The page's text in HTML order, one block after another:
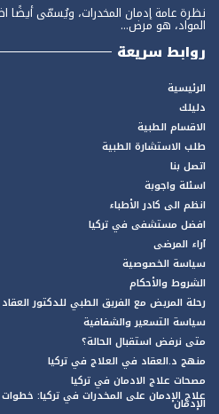
نظرة عامة إدمان المخدرات، ويُسمّى
المواد، هو مرض...
روابط سريعة
الرئيسية
دليلك
الاقسام الطبية
طلب الاستشارة الطبية
اتصل بنا
اسئلة واجوبة
انظم الى كادر الأطباء
افضل مستشفى في تركيا
آراء المرضى
سياسة الخصوصية
الشروط والأحكام
رحلة المريض مع الفريق الطبي للدكتور العقاد
سياسة التسعير والشفافية
متى نرفض استقبال الحالة؟
منهج د.العقاد في العلاج في تركيا
مصحات علاج الادمان في تركيا
علاج الإدمان على المخدرات في تركيا:
الإدمان